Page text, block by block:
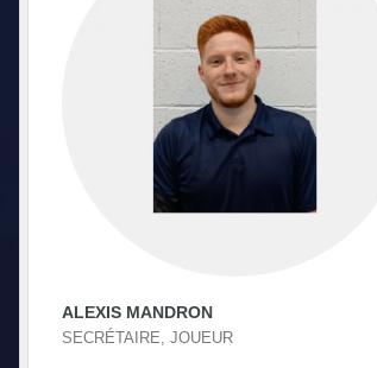
ALEXIS MANDRON
SECRÉTAIRE, JOUEUR